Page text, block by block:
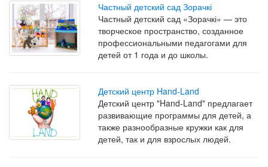
Частный детский сад Зорачкі
Частный детский сад «Зорачкі» — это
творческое пространство, созданное
профессиональными педагогами для
детей от 1 года и до школы.
Детский центр Hand-Land
Детский центр "Hand-Land" предлагает
развивающие программы для детей, а
также разнообразные кружки как для
детей, так и для взрослых людей.